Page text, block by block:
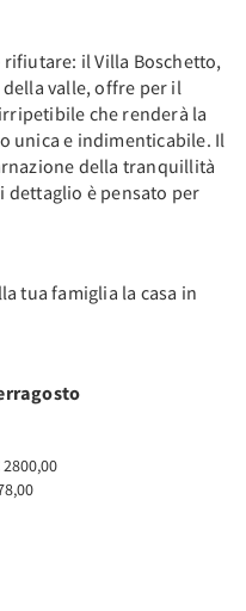
il Villa Boschetto,
valle, offre per il
che renderà la
unica e indimenticabile. Il
della tranquillità
dettaglio è pensato per
tua famiglia la casa in